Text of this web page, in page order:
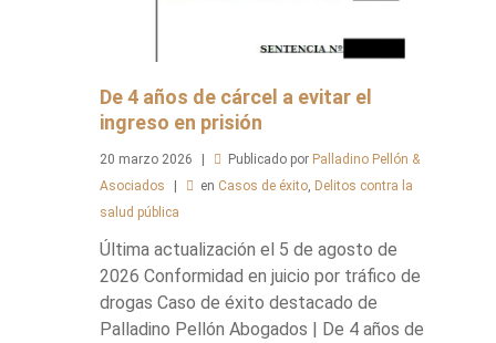
De 4 años de cárcel a evitar el
ingreso en prisión
20 marzo 2026 Publicado por Palladino Pellón &
Asociados
en Casos de éxito Delitos contra la
salud pública
Última actualización el 5 de agosto de
2026 Conformidad en juicio por tráfico de
drogas Caso de éxito destacado de
Palladino Pellón Abogados | De 4 años de